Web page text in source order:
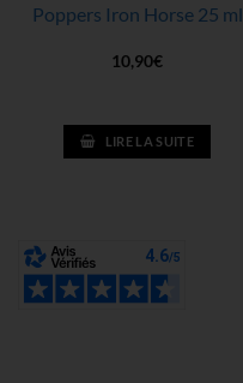
Poppers Iron Horse 25 ml
10,90€
LIRE LA SUITE